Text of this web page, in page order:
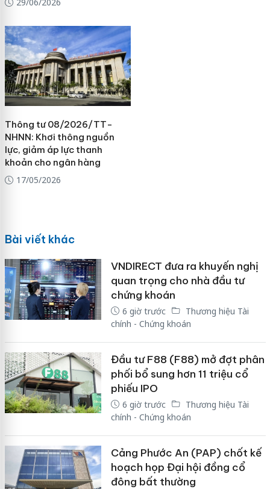
29/06/2026
Thông tư 08/2026/TT-
NHNN: Khơi thông nguồn
lực, giảm áp lực thanh
khoản cho ngân hàng
17/05/2026
Bài viết khác
VNDIRECT đưa ra khuyến nghị
quan trọng cho nhà đầu tư
chứng khoán
6 giờ trước
Thương hiệu Tài
chính - Chứng khoán
Đầu tư F88 (F88) mở đợt phân
phối bổ sung hơn 11 triệu cổ
phiếu IPO
6 giờ trước
Thương hiệu Tài
chính - Chứng khoán
Cảng Phước An (PAP) chốt kế
hoạch họp Đại hội đồng cổ
đông bất thường